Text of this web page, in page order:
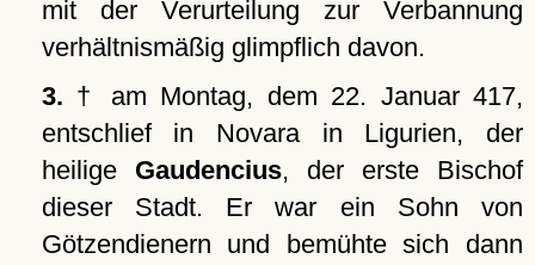
mit der Verurteilung zur Verbannung
verhältnismäßig glimpflich davon.
3. † am Montag, dem 22. Januar 417,
entschlief in Novara in Ligurien, der
heilige Gaudencius, der erste Bischof
dieser Stadt. Er war ein Sohn von
Götzendienern und bemühte sich dann